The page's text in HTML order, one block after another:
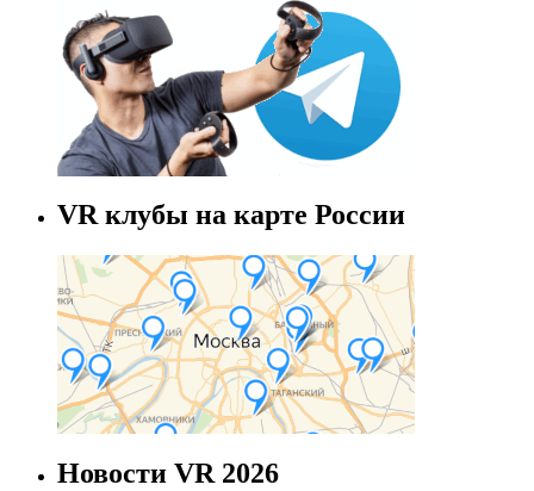
VR клубы на карте России
Новости VR 2026